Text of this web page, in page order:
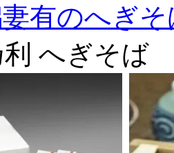
有のへぎそ
へぎそば